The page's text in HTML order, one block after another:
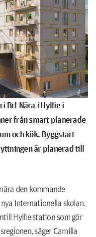
Brf Nära i Hyllie i
från smart planerade
och kök. Byggstart
är planerad till
den kommande
Internationella skolan.
Hyllie station som gör
säger Camilla